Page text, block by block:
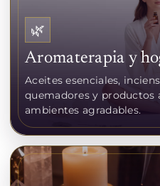
🌿
Aromaterapia y
Aceites esenciales,
quemadores y productos
ambientes agradables.